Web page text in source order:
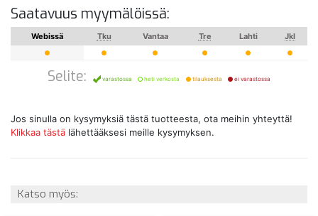
Saatavuus myymälöissä:
Webissä Tku Vantaa Tre Lahti Jkl
Selite: varastossa heti verkosta tilauksesta ei varastossa
Jos sinulla on kysymyksiä tästä tuotteesta, ota meihin yhteyttä!
Klikkaa tästä lähettääksesi meille kysymyksen.
Katso myös: